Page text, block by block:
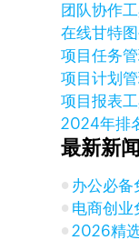
团队协作
在线甘特
项目任务
项目计划
项目报表
2024年排
最新新闻
办公必备
电商创业
2026精